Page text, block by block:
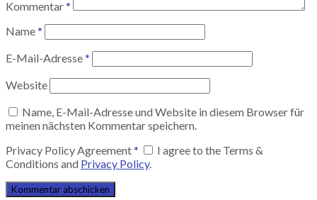
Kommentar*
Name*
E-Mail-Adresse*
Website
Name, E-Mail-Adresse und Website in diesem Browser für
meinen nächsten Kommentar speichern.
Privacy Policy Agreement*
I agree to the Terms &
Conditions and Privacy Policy.